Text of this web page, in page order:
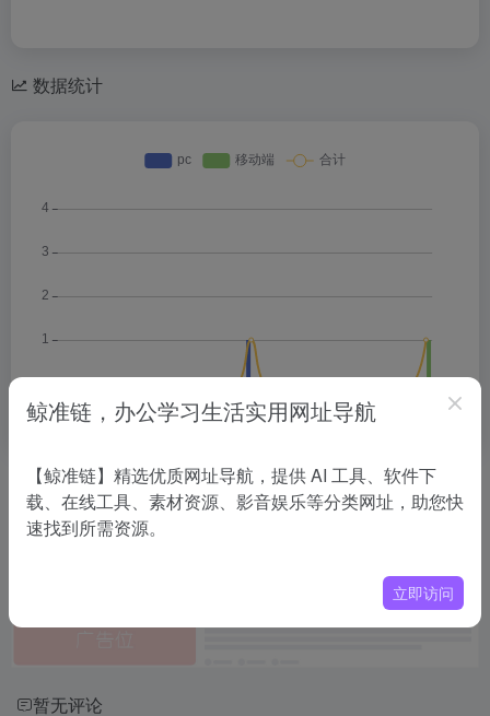
数据统计
相关导航
暂无评论
鲸准链，办公学习生活实用网址导航
【鲸准链】精选优质网址导航，提供 AI 工具、软件下
载、在线工具、素材资源、影音娱乐等分类网址，助您快
速找到所需资源。
立即访问